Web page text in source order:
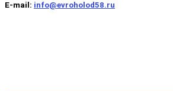
E-mail: info@evroholod58.ru